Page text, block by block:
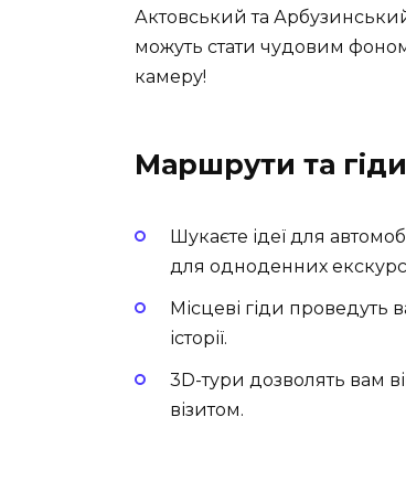
Актовський та
можуть стати чудовим
камеру!
Маршрути та
Шукаєте ідеї для
для одноденних
Місцеві гіди проведуть
історії.
3D-тури дозволять вам
візитом.